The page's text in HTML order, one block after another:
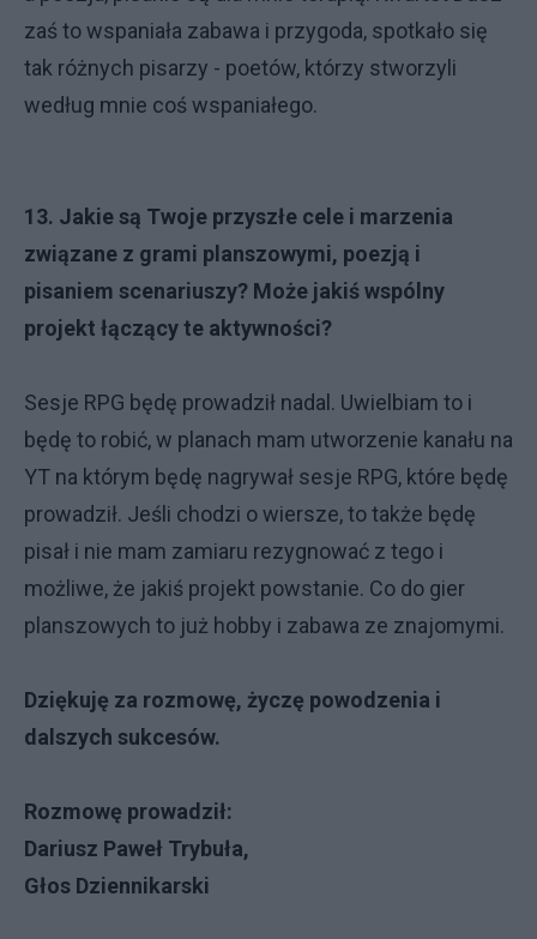
zaś to wspaniała zabawa i przygoda, spotkało się
tak różnych pisarzy - poetów, którzy stworzyli
według mnie coś wspaniałego.
13. Jakie są Twoje przyszłe cele i marzenia
związane z grami planszowymi, poezją i
pisaniem scenariuszy? Może jakiś wspólny
projekt łączący te aktywności?
Sesje RPG będę prowadził nadal. Uwielbiam to i
będę to robić, w planach mam utworzenie kanału na
YT na którym będę nagrywał sesje RPG, które będę
prowadził. Jeśli chodzi o wiersze, to także będę
pisał i nie mam zamiaru rezygnować z tego i
możliwe, że jakiś projekt powstanie. Co do gier
planszowych to już hobby i zabawa ze znajomymi.
Dziękuję za rozmowę, życzę powodzenia i
dalszych sukcesów.
Rozmowę prowadził:
Dariusz Paweł Trybuła,
Głos Dziennikarski